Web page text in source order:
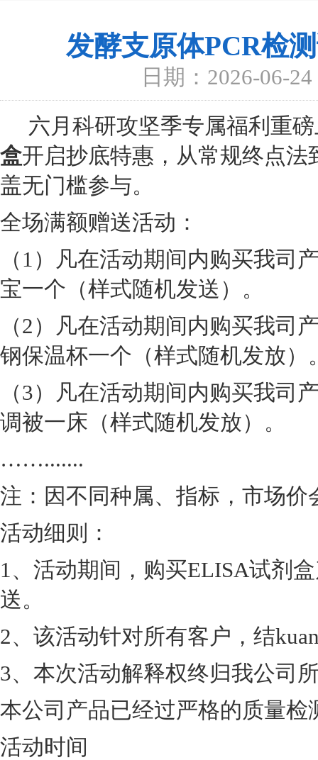
发酵支原体PCR检
日期：2026-06-24
六月科研攻坚季专属福利重磅
盒开启抄底特惠，从常规终点
盖无门槛参与。
全场满额赠送活动：
（1）凡在活动期间内购买我司
宝一个（样式随机发送）。
（2）凡在活动期间内购买我司
钢保温杯一个（样式随机发放）
（3）凡在活动期间内购买我司
调被一床（样式随机发放）。
…….......
注：因不同种属、指标，市场价
活动细则：
1、活动期间，购买ELISA试剂
送。
2、该活动针对所有客户，结
3、本次活动解释权终归我公司
本公司产品已经过严格的质量
活动时间